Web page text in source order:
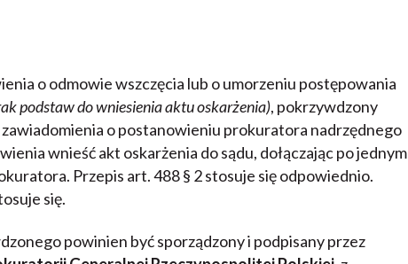
o odmowie wszczęcia lub o umorzeniu postępowania
podstaw do wniesienia aktu oskarżenia), pokrzywdzony
zawiadomienia o postanowieniu prokuratora nadrzędnego
wnieść akt oskarżenia do sądu, dołączając po jednym
Przepis art. 488 § 2 stosuje się odpowiednio.
się.
powinien być sporządzony i podpisany przez